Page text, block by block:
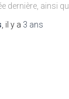
dernière, ainsi
, il y a 3 ans